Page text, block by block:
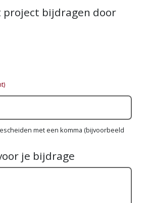
project bijdragen door
met een komma (bijvoorbeeld
je bijdrage